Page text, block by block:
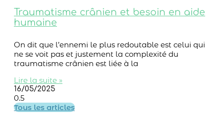
Traumatisme crânien et besoin en aide
humaine
On dit que l’ennemi le plus redoutable est celui qui
ne se voit pas et justement la complexité du
traumatisme crânien est liée à la
Lire la suite »
16/05/2025
Tous les articles